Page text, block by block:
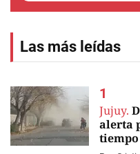
Las más leídas
Jujuy.
alerta
tiempo